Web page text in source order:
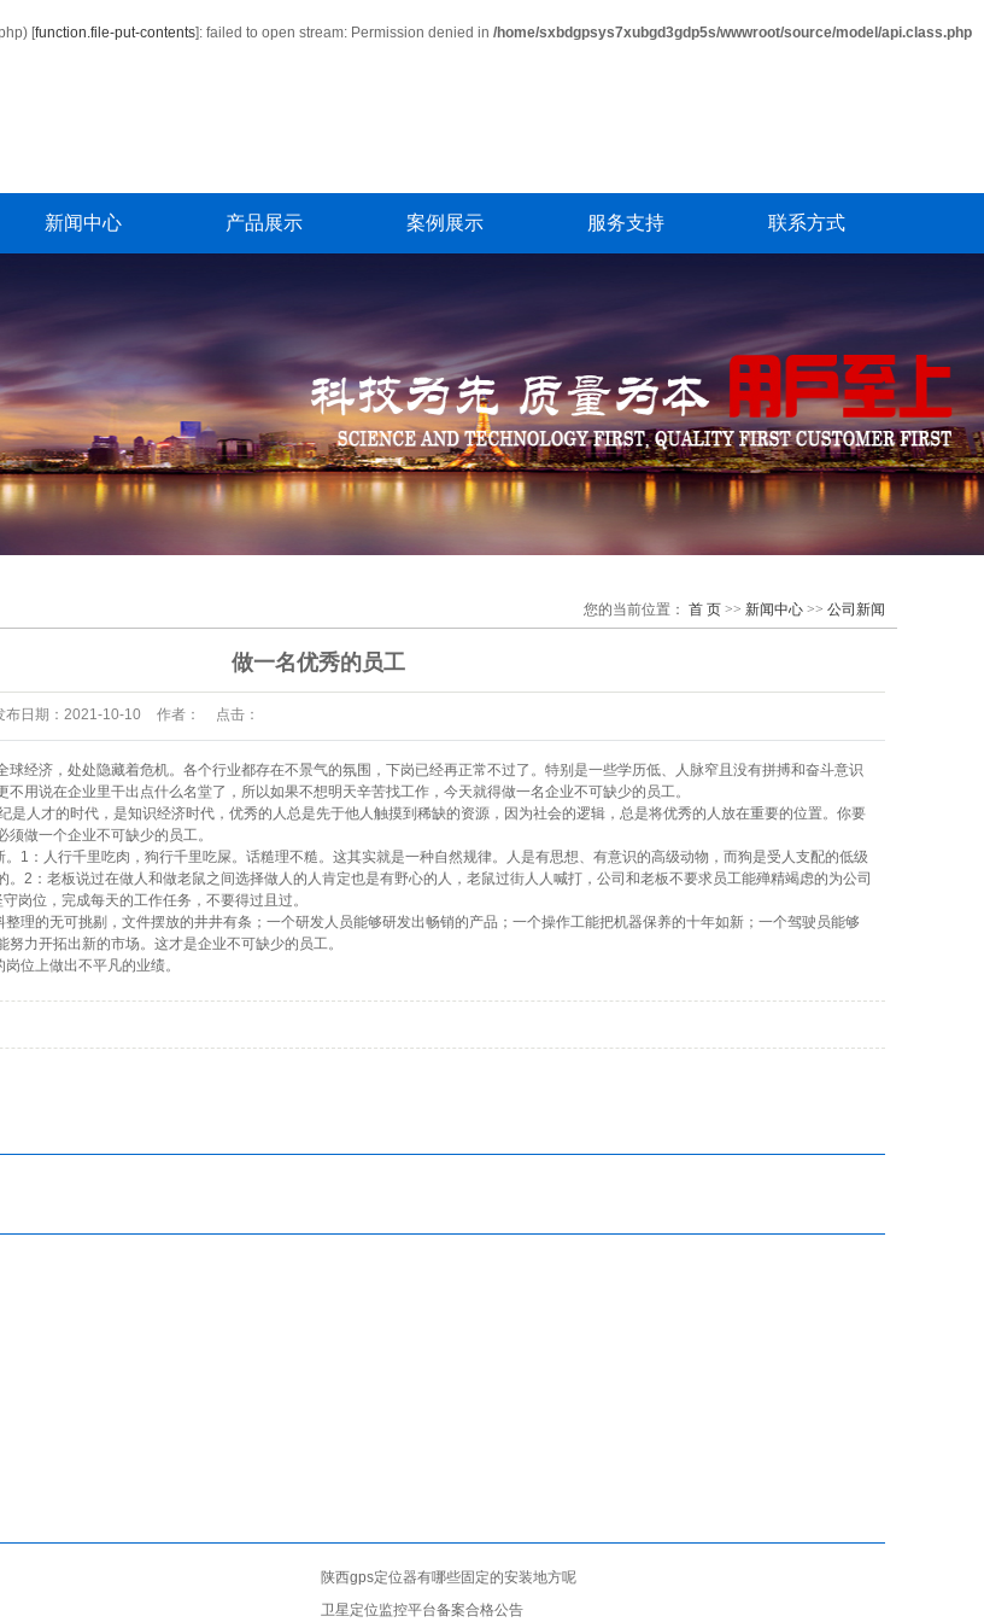
[function.file-put-contents]: failed to open stream: Permission denied in /home/sxbdgpsys7xubgd3gdp5s/wwwroot/source/model/api.class.php
新闻中心 产品展示
汽车油量监控
商砼智能生产系统及专用GPS
安全设备
政企车务管理平台解决方案
案例展示 服务支持 联系方式
您的当前位置： 首 页 >> 新闻中心 >> 公司新闻
做一名优秀的员工
布日期： 2021-10-10 作者： 点击：
经济，处处隐藏着危机。各个行业都存在不景气的氛围，下岗已经再正常不过了。特别是一些学历低、人脉窄且没有拼搏和奋斗意识
用说在企业里干出点什么名堂了，所以如果不想明天辛苦找工作，今天就得做一名企业不可缺少的员工。
人才的时代，是知识经济时代，优秀的人总是先于他人触摸到稀缺的资源，因为社会的逻辑，总是将优秀的人放在重要的位置。你要
做一个企业不可缺少的员工。
：人行千里吃肉，狗行千里吃屎。话糙理不糙。这其实就是一种自然规律。人是有思想、有意识的高级动物，而狗是受人支配的低级
。2：老板说过在做人和做老鼠之间选择做人的人肯定也是有野心的人，老鼠过街人人喊打，公司和老板不要求员工能殚精竭虑的为公司
岗位，完成每天的工作任务，不要得过且过。
的无可挑剔，文件摆放的井井有条；一个研发人员能够研发出畅销的产品；一个操作工能把机器保养的十年如新；一个驾驶员能够
力开拓出新的市场。这才是企业不可缺少的员工。
位上做出不平凡的业绩。
陕西gps定位器有哪些固定的安装地方呢
卫星定位监控平台备案合格公告